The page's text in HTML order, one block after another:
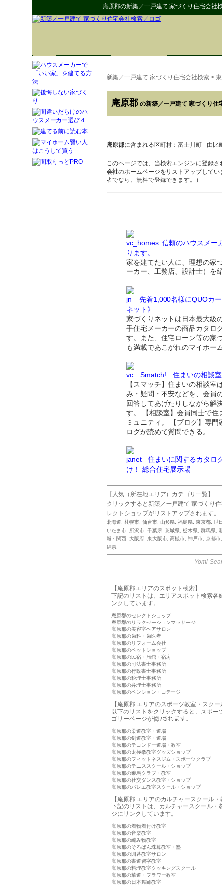
庵原郡の新築／一戸建て 家づくり住宅会社
新築／一戸建て 家づくり住宅会社検索 >
庵原郡 の新築／一戸建て 家づくり住
庵原郡に含まれる区町村：富士川町 - 由比
このページでは、当検索エンジンに登録さ
会社のホームページをリストアップして
者でなら、無料で登録できます。）
信頼のハウスメー
ります。
家を建てたい人に、理想の家
ーカー、工務店、設計士）を
先着1,000名様にQUOカ
ネット》
家づくりネットは日本最大級
手住宅メーカーの商品カタロ
す。また、住宅ローン等の家
も満載であこがれのマイホー
Smatch! 住まいの相談室
【スマッチ】住まいの相談室
み・疑問・不安などを、会員
回答してあげたりしながら解
す。 【相談室】会員同士で住
ミュニティ。 【ブログ】専
ログが読めて質問できる。
住まいに関するカタ
け！ 総合住宅展示場
【人気（所在地エリア）カテゴリ一覧】
クリックすると新築／一戸建て 家づくり
レクトショップがリストアップされます。
北海道 札幌市 仙台市 山形県 福島県 東京都 世
いたま市
所沢市 千葉県 茨城県 栃木県 群馬県
畿・関西
大阪府 東大阪市 高槻市 神戸市 京都市
縄県
- Yomi-
【庵原郡エリアのスポット検索】
下記のリストは、エリアスポット検索各
ンクしています。
庵原郡のセレクトショップ
庵原郡のリラクゼーションマッサージ
庵原郡の美容室ヘアサロン
庵原郡の歯科・歯医者
庵原郡のリフォーム会社
庵原郡のペットショップ
庵原郡の民宿・旅館・宿坊
庵原郡の司法書士事務所
庵原郡の行政書士事務所
庵原郡の税理士事務所
庵原郡の弁理士事務所
庵原郡のペンション・コテージ
【庵原郡 エリアのスポーツ教室・スクー
以下のリストをクリックすると、スポ
ゴリーページが侮ｦされます。
庵原郡の柔道教室・道場
庵原郡の剣道教室・道場
庵原郡のテコンドー道場・教室
庵原郡の太極拳教室グッズショップ
庵原郡のフィットネスジム・スポーツクラブ
庵原郡のテニススクール・ショップ
庵原郡の乗馬クラブ・教室
庵原郡の社交ダンス教室・ショップ
庵原郡のバレエ教室スクール・ショップ
【庵原郡 エリアのカルチャースクール
下記のリストは、カルチャースクール・
ジにリンクしています。
庵原郡の着物着付け教室
庵原郡の音楽教室
庵原郡の編み物教室
庵原郡のそろばん珠算教室・塾
庵原郡の囲碁教室サロン
庵原郡の書道習字教室
庵原郡の料理教室クッキングスクール
庵原郡の華道・フラワー教室
庵原郡の日本舞踊教室